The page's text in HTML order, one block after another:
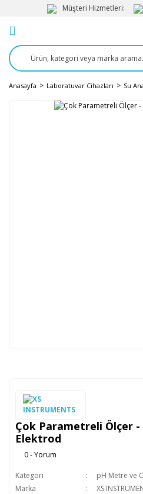
Müşteri Hizmetleri:
Anasayfa Laboratuvar Cihazları Su
Çok Parametreli Ölçer -
Elektrod
0 - Yorum
Kategori
pH Metre ve
Marka
XS